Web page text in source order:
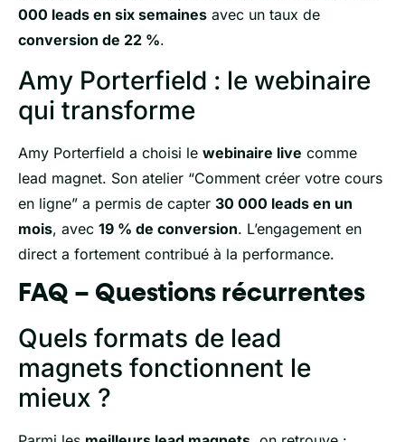
000 leads en six semaines avec un taux de
conversion de 22 %.
Amy Porterfield : le webinaire
qui transforme
Amy Porterfield a choisi le webinaire live comme
lead magnet. Son atelier “Comment créer votre cours
en ligne” a permis de capter 30 000 leads en un
mois, avec 19 % de conversion. L’engagement en
direct a fortement contribué à la performance.
FAQ – Questions récurrentes
Quels formats de lead
magnets fonctionnent le
mieux ?